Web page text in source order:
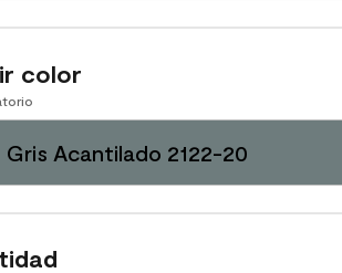
color
Gris Acantilado 2122-20